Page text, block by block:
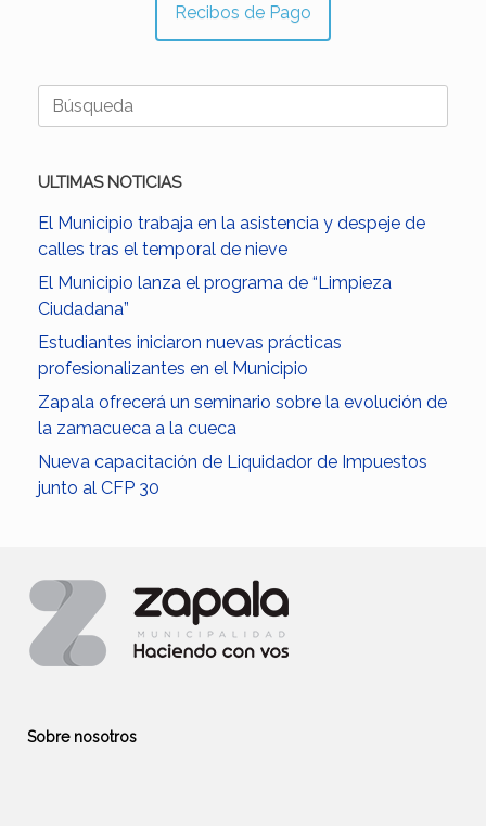
Recibos de Pago
Buscar:
ULTIMAS NOTICIAS
El Municipio trabaja en la asistencia y despeje de
calles tras el temporal de nieve
El Municipio lanza el programa de “Limpieza
Ciudadana”
Estudiantes iniciaron nuevas prácticas
profesionalizantes en el Municipio
Zapala ofrecerá un seminario sobre la evolución de
la zamacueca a la cueca
Nueva capacitación de Liquidador de Impuestos
junto al CFP 30
Sobre nosotros